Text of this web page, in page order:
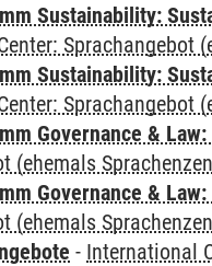
Sustainability:
Sprachangebot
Sustainability:
Sprachangebot
Governance &
(ehemals
Governance &
(ehemals
- International